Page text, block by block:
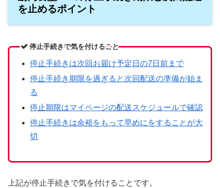
を止めるポイント
停止手続きで気を付けること
停止手続きは次回お届け予定日の7日前まで
停止手続き期限を過ぎると次回配送の準備が始ま
る
停止期限はマイページの配送スケジュールで確認
停止手続きは余裕をもって早めにをすることが大
切
上記が停止手続きで気を付けることです。